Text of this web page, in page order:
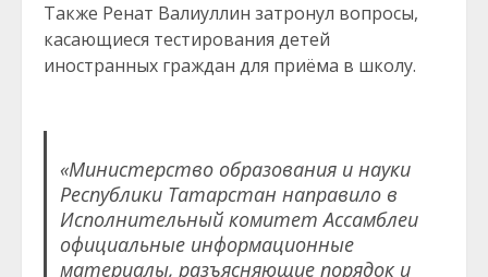
Также Ренат Валиуллин затронул вопросы,
касающиеся тестирования детей
иностранных граждан для приёма в школу.
«Министерство образования и науки
Республики Татарстан направило в
Исполнительный комитет Ассамблеи
официальные информационные
материалы, разъясняющие порядок и